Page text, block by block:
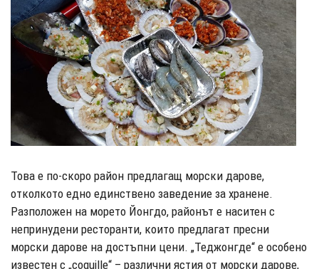
Това е по-скоро район предлагащ морски дарове,
отколкото едно единствено заведение за хранене.
Разположен на морето Йонгдо, районът е наситен с
непринудени ресторанти, които предлагат пресни
морски дарове на достъпни цени. „Теджонгде“ е особено
известен с „coquille“ – различни ястия от морски дарове,